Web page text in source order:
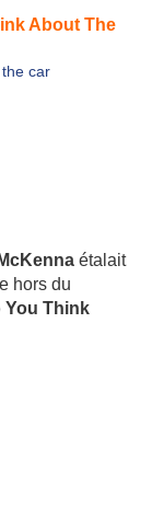
About The
étalait
hors du
You Think